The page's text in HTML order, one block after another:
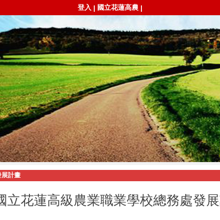
登入 | 國立花蓮高農 |
展計畫
立花蓮高級農業職業學校總務處發